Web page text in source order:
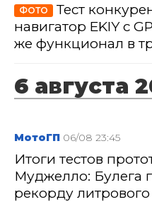
ФОТО
Тест
навигатор EKIY с
же функционал в
6 августа
МотоГП 06/08 23:45
Итоги тестов
Муджелло: Булега
рекорду литрового